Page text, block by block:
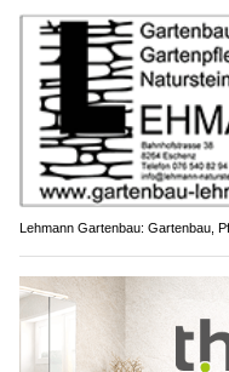
Lehmann Gartenbau: Gartenbau,